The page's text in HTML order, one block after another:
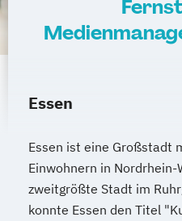
Essen
Essen ist eine Großstadt
Einwohnern in Nordrhein-
zweitgrößte Stadt im
konnte Essen den Titel